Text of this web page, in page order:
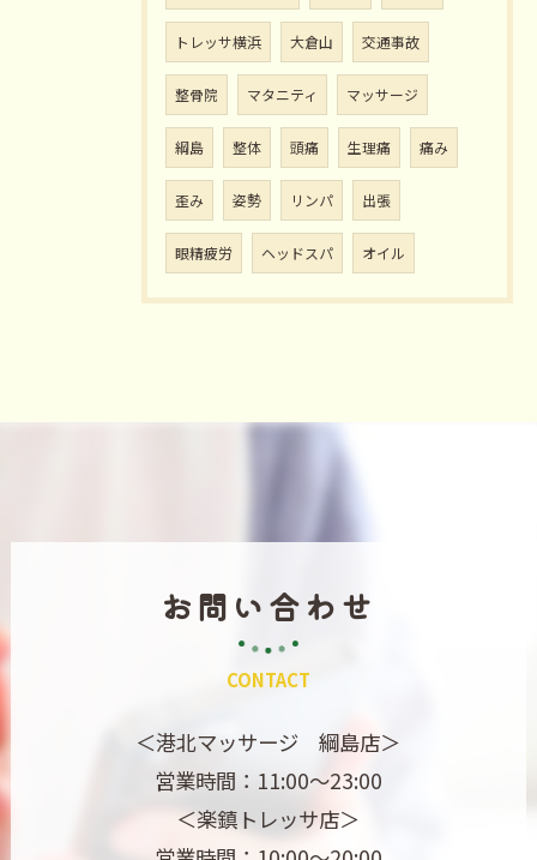
トレッサ横浜 大倉山 交通事故
整骨院 マタニティ マッサージ
綱島 整体 頭痛 生理痛 痛み
歪み 姿勢 リンパ 出張
眼精疲労 ヘッドスパ オイル
CONTACT
お問い合わせ
＜港北マッサージ 綱島店＞
営業時間：11:00～23:00
＜楽鎮トレッサ店＞